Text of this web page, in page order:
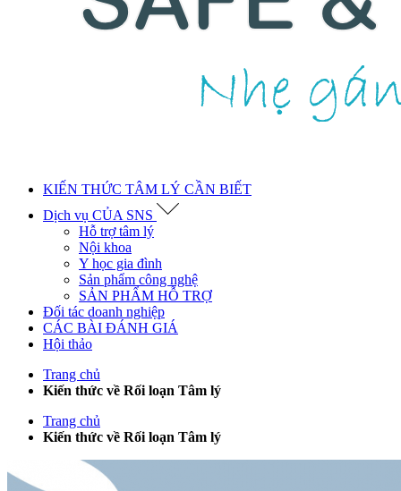
KIẾN THỨC TÂM LÝ CẦN BIẾT
Dịch vụ CỦA SNS
Hỗ trợ tâm lý
Nội khoa
Y học gia đình
Sản phẩm công nghệ
SẢN PHẨM HỖ TRỢ
Đối tác doanh nghiệp
CÁC BÀI ĐÁNH GIÁ
Hội thảo
Trang chủ
Kiến thức về Rối loạn Tâm lý
Trang chủ
Kiến thức về Rối loạn Tâm lý